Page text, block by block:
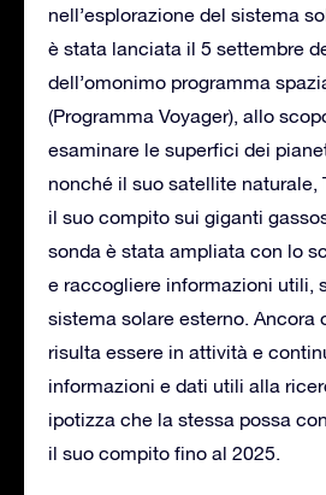
nell’esplorazione del sistema
è stata lanciata il 5 settembre
dell’omonimo programma
(Programma Voyager), allo
esaminare le superfici dei
nonché il suo satellite naturale,
il suo compito sui giganti
sonda è stata ampliata con lo
e raccogliere informazioni utili,
sistema solare esterno. Ancora
risulta essere in attività e
informazioni e dati utili alla
ipotizza che la stessa possa
il suo compito fino al 2025.